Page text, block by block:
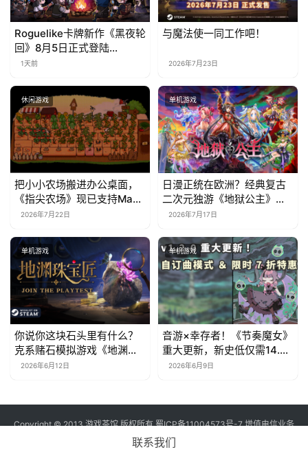
Roguelike卡牌新作《黑夜轮
回》8月5日正式登陆
Steam，首发9折优惠开启
1天前
与魔法使一同工作吧！
2026年7月23日
休闲游戏
把小小农场搬进办公桌面，
《指尖农场》现已支持Mac
系统！
2026年7月22日
单机游戏
日漫正统在欧洲？经典复古
二次元独游《地狱公主》现
已EA上线
2026年7月17日
单机游戏
你说你这块石头里有什么？
克系赌石模拟游戏《地渊珠
宝匠》6月12日开启Steam
2026年6月12日
单机游戏
音游×幸存者！《节奏魔女》
重大更新，新史低仅需14.7
元2026年6月9日
Copyright © 2013 游戏茶馆 版权所有蜀ICP备11004573号-7增值电信业务
经营许可证 川B2-20170060号
联系我们